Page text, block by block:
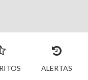
ALERTAS